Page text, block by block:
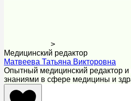
>
Медицинский редактор
Матвеева Татьяна Викторовна
Опытный медицинский редактор и
знаниями в сфере медицины и